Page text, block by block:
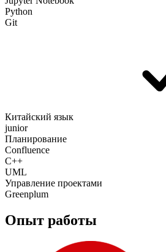
Python
Git
Китайский язык
junior
Планирование
Confluence
C++
UML
Управление проектами
Greenplum
Опыт работы